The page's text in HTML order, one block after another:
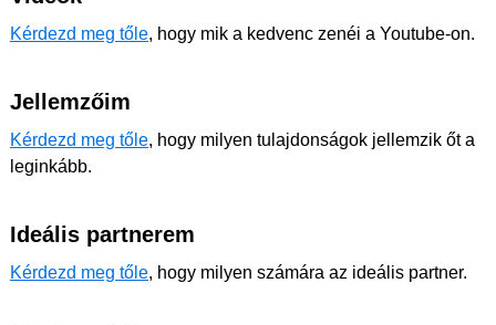
Kérdezd meg tőle, hogy mik a kedvenc zenéi a Youtube-on.
Jellemzőim
Kérdezd meg tőle, hogy milyen tulajdonságok jellemzik őt a
leginkább.
Ideális partnerem
Kérdezd meg tőle, hogy milyen számára az ideális partner.